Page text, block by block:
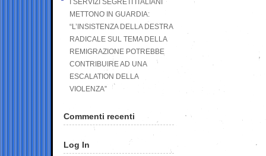
I SERVIZI SEGRETI ITALIANI
METTONO IN GUARDIA:
“L’INSISTENZA DELLA DESTRA
RADICALE SUL TEMA DELLA
REMIGRAZIONE POTREBBE
CONTRIBUIRE AD UNA
ESCALATION DELLA
VIOLENZA”
Commenti recenti
Log In